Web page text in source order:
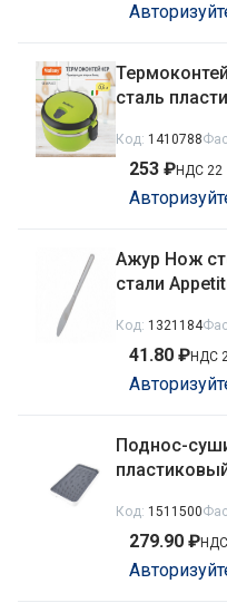
сталь
Код: 1410788
253 ₽НДС 22
Ажур Нож
стали
Код: 1321184
41.80 ₽НДС
Поднос-
Код: 1511500
279.90 ₽